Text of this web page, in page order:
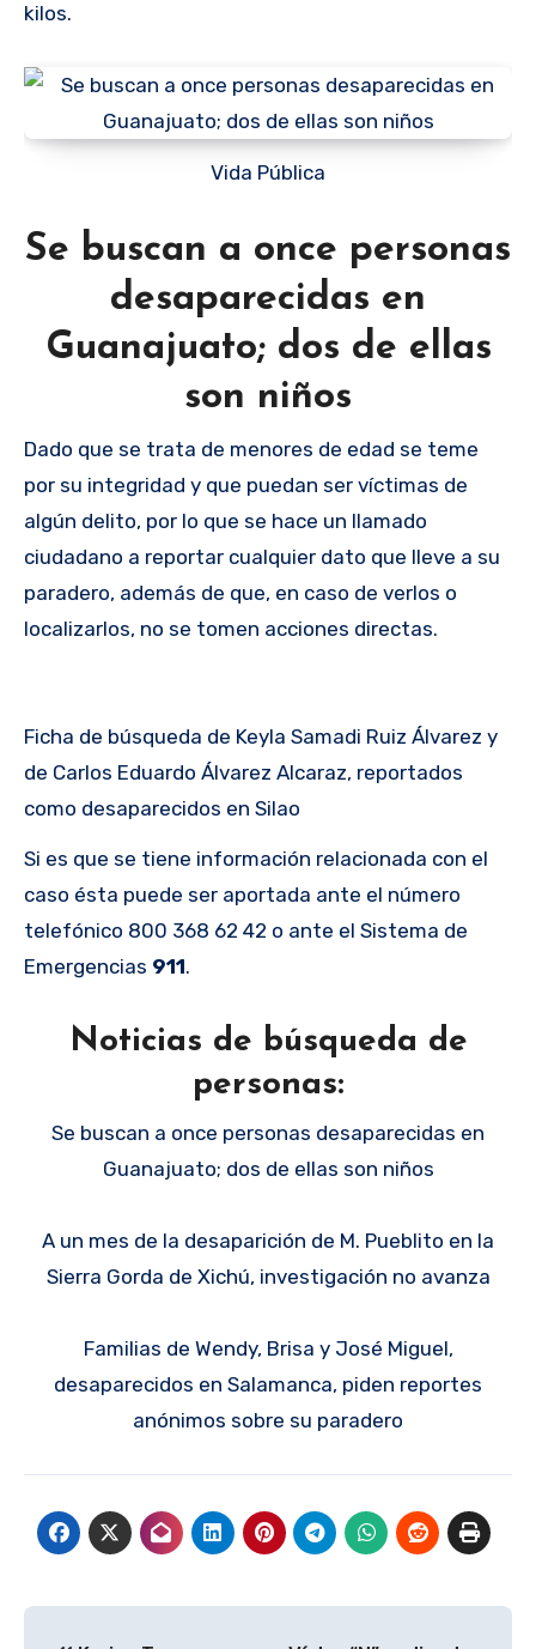
kilos.
Vida Pública
Se buscan a once personas
desaparecidas en
Guanajuato; dos de ellas
son niños
Dado que se trata de menores de edad se teme
por su integridad y que puedan ser víctimas de
algún delito, por lo que se hace un llamado
ciudadano a reportar cualquier dato que lleve a su
paradero, además de que, en caso de verlos o
localizarlos, no se tomen acciones directas.
Ficha de búsqueda de Keyla Samadi Ruiz Álvarez y
de Carlos Eduardo Álvarez Alcaraz, reportados
como desaparecidos en Silao
Si es que se tiene información relacionada con el
caso ésta puede ser aportada ante el número
telefónico 800 368 62 42 o ante el Sistema de
Emergencias 911.
Noticias de búsqueda de
personas:
Se buscan a once personas desaparecidas en
Guanajuato; dos de ellas son niños
A un mes de la desaparición de M. Pueblito en la
Sierra Gorda de Xichú, investigación no avanza
Familias de Wendy, Brisa y José Miguel,
desaparecidos en Salamanca, piden reportes
anónimos sobre su paradero